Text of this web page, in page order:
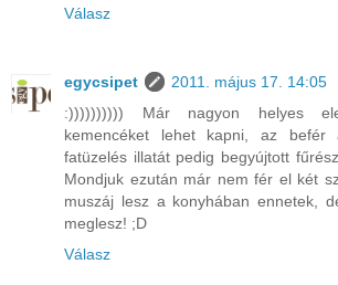
Válasz
egycsipet
2011. május 17. 14:05
:)))))))))) Már nagyon helyes
kemencéket lehet kapni, az
fatüzelés illatát pedig begyújtott
Mondjuk ezután már nem fér el két
muszáj lesz a konyhában ennetek,
meglesz! ;D
Válasz